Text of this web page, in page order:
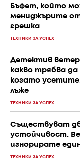
Бъфет, който
мениджърите
грешка
ТЕХНИКИ ЗА УСПЕХ
Детектив
какво трябва
когато
лъже
ТЕХНИКИ ЗА УСПЕХ
Съществуват
устойчивост.
игнорирате
ТЕХНИКИ ЗА УСПЕХ